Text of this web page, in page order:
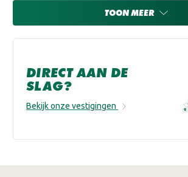
TOON MEER
DIRECT AAN DE
SLAG?
Bekijk onze vestigingen